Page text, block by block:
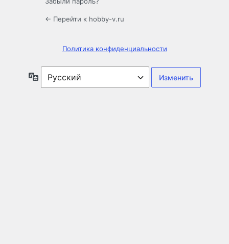
← Перейти к hobby-v.ru
Политика конфиденциальности
Язык